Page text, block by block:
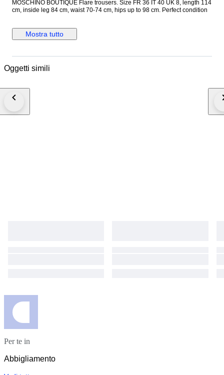
MOSCHINO BOUTIQUE Flare trousers. Size FR 36 IT 40 UK 8, length 114
cm, inside leg 84 cm, waist 70-74 cm, hips up to 98 cm. Perfect condition
Mostra tutto
Oggetti simili
Per te in
Abbigliamento